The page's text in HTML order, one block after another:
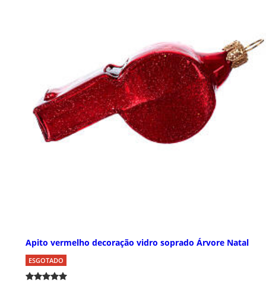
Apito vermelho decoração vidro soprado Árvore Natal
ESGOTADO